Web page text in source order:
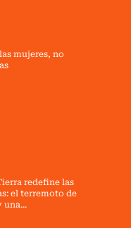
mujeres, no
redefine las
el terremoto de
una...